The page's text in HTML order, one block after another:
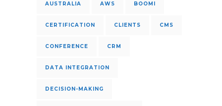
AUSTRALIA AWS BOOMI
CERTIFICATION CLIENTS CMS
CONFERENCE CRM
DATA INTEGRATION
DECISION-MAKING